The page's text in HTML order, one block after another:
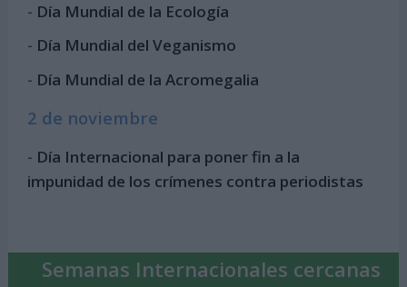
- Día Mundial de la Ecología
- Día Mundial del Veganismo
- Día Mundial de la Acromegalia
2 de noviembre
- Día Internacional para poner fin a la
impunidad de los crímenes contra periodistas
Semanas Internacionales cercanas